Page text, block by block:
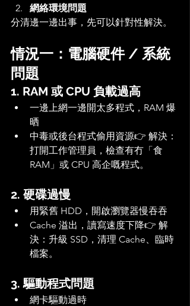
網絡環境問題
分清邊一邊出事，先可以針對性解決。
情況一：電腦硬件 / 系統
問題
1. RAM 或 CPU 負載過高
一邊上網一邊開太多程式，RAM 爆
晒
中毒或後台程式偷用資源👉 解決：
打開工作管理員，檢查有冇「食
RAM」或 CPU 高企嘅程式。
2. 硬碟過慢
用緊舊 HDD，開啟瀏覽器慢吞吞
Cache 溢出，讀寫速度下降👉 解
決：升級 SSD，清理 Cache、臨時
檔案。
3. 驅動程式問題
網卡驅動過時